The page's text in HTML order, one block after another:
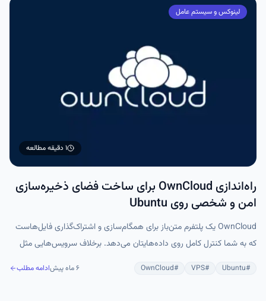
لینوکس و سیستم عامل
۱ دقیقه مطالعه
راه‌اندازی OwnCloud برای ساخت فضای ذخیره‌سازی
امن و شخصی روی Ubuntu
OwnCloud یک پلتفرم متن‌باز برای همگام‌سازی و اشتراک‌گذاری فایل‌هاست
که به شما کنترل کامل روی داده‌هایتان می‌دهد. برخلاف سرویس‌هایی مثل
#
Ubuntu
#
VPS
#
OwnCloud ۶ ماه پیش ادامه مطلب